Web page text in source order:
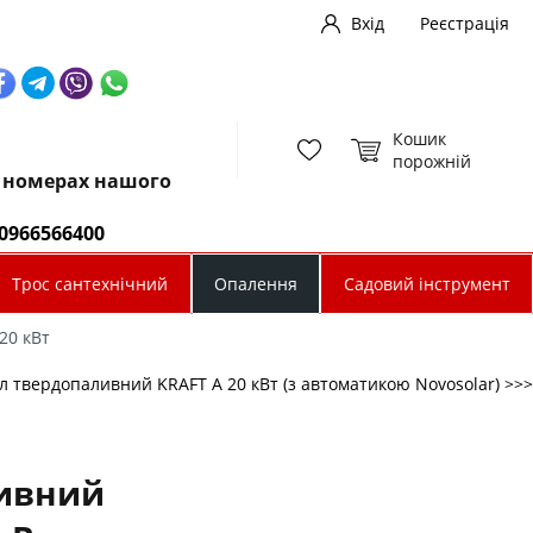
Вхід Реєстрація
номерах нашого
Кошик
порожній
Трос сантехнічний Опалення Садовий інструмент
кВт
твердопаливний KRAFT A 20 кВт (з автоматикою Novosolar) >>>